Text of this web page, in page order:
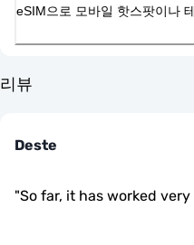
eSIM으로 모바일 핫스팟이나
리뷰
Deste
"So far, it has worked very